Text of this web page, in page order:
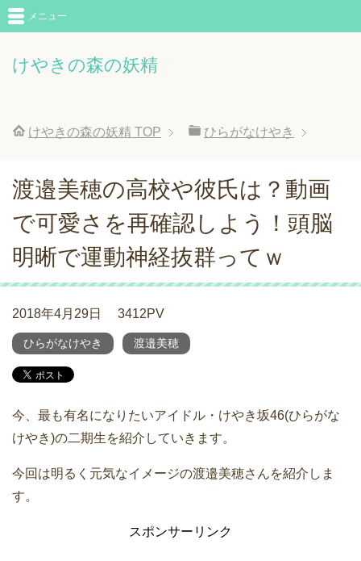
けやきの森の妖精
メニュー
けやきの森の妖精 TOP ひらがなけやき
渡邉美穂の高校や彼氏は？動画
で可愛さを再確認しよう！頭脳
明晰で運動神経抜群ってｗ
2018年4月29日 3412PV
ひらがなけやき 渡邉美穂
今、最も有名になりたいアイドル・けやき坂46(ひらがな
けやき)の二期生を紹介していきます。
今回は明るく元気なイメージの渡邉美穂さんを紹介しま
す。
スポンサーリンク